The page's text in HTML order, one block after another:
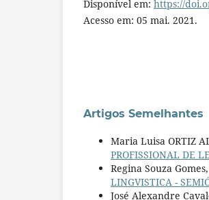
Disponível em: https://
Acesso em: 05 mai. 2021.
Artigos Semelhantes
Maria Luisa ORTIZ
PROFISSIONAL DE LE
Regina Souza Gomes,
LINGVISTICA -
José Alexandre